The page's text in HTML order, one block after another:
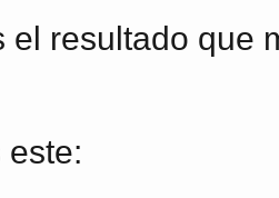
el resultado que
este: